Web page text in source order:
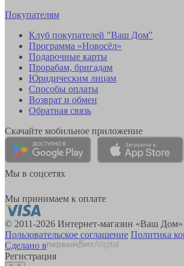
Покупателям
Клуб покупателей "Ваш Дом"
Программа «Новосёл»
Подарочные карты
Прорабам, бригадам
Юридическим лицам
Способы оплаты
Возврат и обмен
Обратная связь
Скачайте мобильное приложение
Мы в соцсетях
Мы принимаем к оплате
© 2011-2026 Интернет-магазин «Ваш Дом»
Пользовательское соглашение Политика
Сделано в
Регистрация